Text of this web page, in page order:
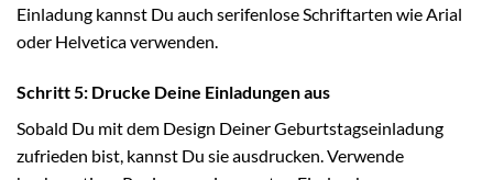
Einladung kannst Du auch serifenlose Schriftarten wie Arial
oder Helvetica verwenden.
Schritt 5: Drucke Deine Einladungen aus
Sobald Du mit dem Design Deiner Geburtstagseinladung
zufrieden bist, kannst Du sie ausdrucken. Verwende